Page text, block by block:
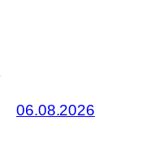
06.08.2026